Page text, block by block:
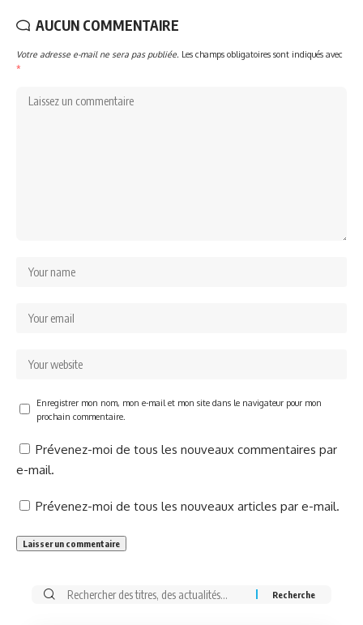
AUCUN COMMENTAIRE
Votre adresse e-mail ne sera pas publiée. Les champs obligatoires sont indiqués avec
*
Enregistrer mon nom, mon e-mail et mon site dans le navigateur pour mon
prochain commentaire.
Prévenez-moi de tous les nouveaux commentaires par
e-mail.
Prévenez-moi de tous les nouveaux articles par e-mail.
Rechercher: